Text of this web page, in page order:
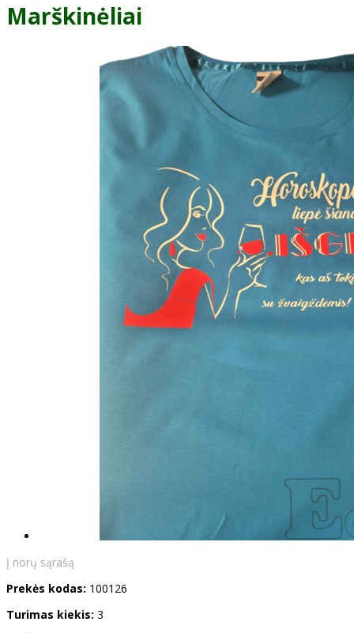
Marškinėliai
Į norų sąrašą
Prekės kodas: 100126
Turimas kiekis: 3